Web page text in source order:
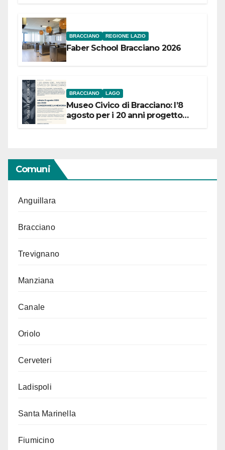
BRACCIANO REGIONE LAZIO
Faber School Bracciano 2026
BRACCIANO LAGO
Museo Civico di Bracciano: l’8
agosto per i 20 anni progetto
Comuni
Anguillara
Bracciano
Trevignano
Manziana
Canale
Oriolo
Cerveteri
Ladispoli
Santa Marinella
Fiumicino